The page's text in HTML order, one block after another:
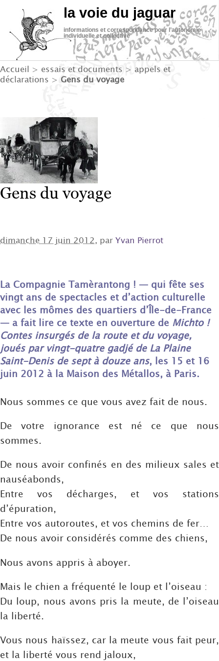
la voie du jaguar
informations et correspondance pour l’autonomie
individuelle et collective
Accueil > essais et documents > appels et
déclarations > Gens du voyage
Gens du voyage
dimanche 17 juin 2012, par Yvan Pierrot
La Compagnie Tamèrantong ! — qui fête ses
vingt ans de spectacles et d’action culturelle
avec les mômes des quartiers d’Île-de-France
— a fait lire ce texte en ouverture de Michto !
Contes insurgés de la route et du voyage,
joués par vingt-quatre gadjé de La Plaine
Saint-Denis de sept à douze ans, les 15 et 16
juin 2012 à la Maison des Métallos, à Paris.
Nous sommes ce que vous avez fait de nous.
De votre ignorance est né ce que nous
sommes.
De nous avoir confinés en des milieux sales et
nauséabonds,
Entre vos décharges, et vos stations
d’épuration,
Entre vos autoroutes, et vos chemins de fer…
De nous avoir considérés comme des chiens,
Nous avons appris à aboyer.
Mais le chien a fréquenté le loup et l’oiseau :
Du loup, nous avons pris la meute, de l’oiseau
la liberté.
Vous nous haïssez, car la meute vous fait peur,
et la liberté vous rend jaloux,